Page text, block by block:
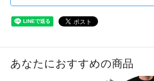
あなたにおすすめの商品